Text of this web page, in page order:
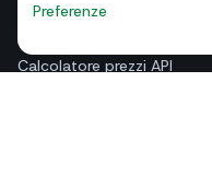
Preferenze
Calcolatore prezzi API